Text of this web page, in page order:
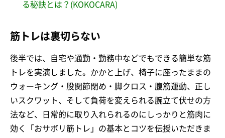
る秘訣とは？(KOKOCARA)
筋トレは裏切らない
後半では、自宅や通勤・勤務中などでもできる簡単な筋
トレを実演しました。かかと上げ、椅子に座ったままの
ウォーキング・股関節閉め・脚クロス・腹筋運動、正し
いスクワット、そして負荷を変えられる腕立て伏せの方
法など、日常的に取り入れられるのにしっかりと筋肉に
効く「おサボリ筋トレ」の基本とコツを伝授いただきま